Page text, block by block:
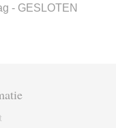
- GESLOTEN